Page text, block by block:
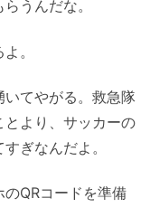
うんだな。
。
てやがる。救急隊
とより、サッカーの
ぎなんだよ。
QRコードを準備